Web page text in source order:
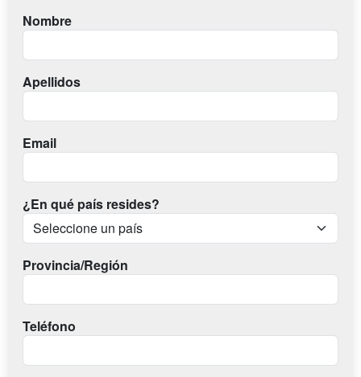
Nombre
Apellidos
Email
¿En qué país resides?
Provincia/Región
Teléfono